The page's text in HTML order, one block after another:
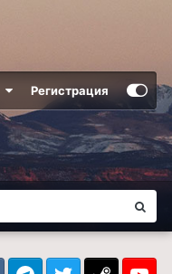
Регистрация